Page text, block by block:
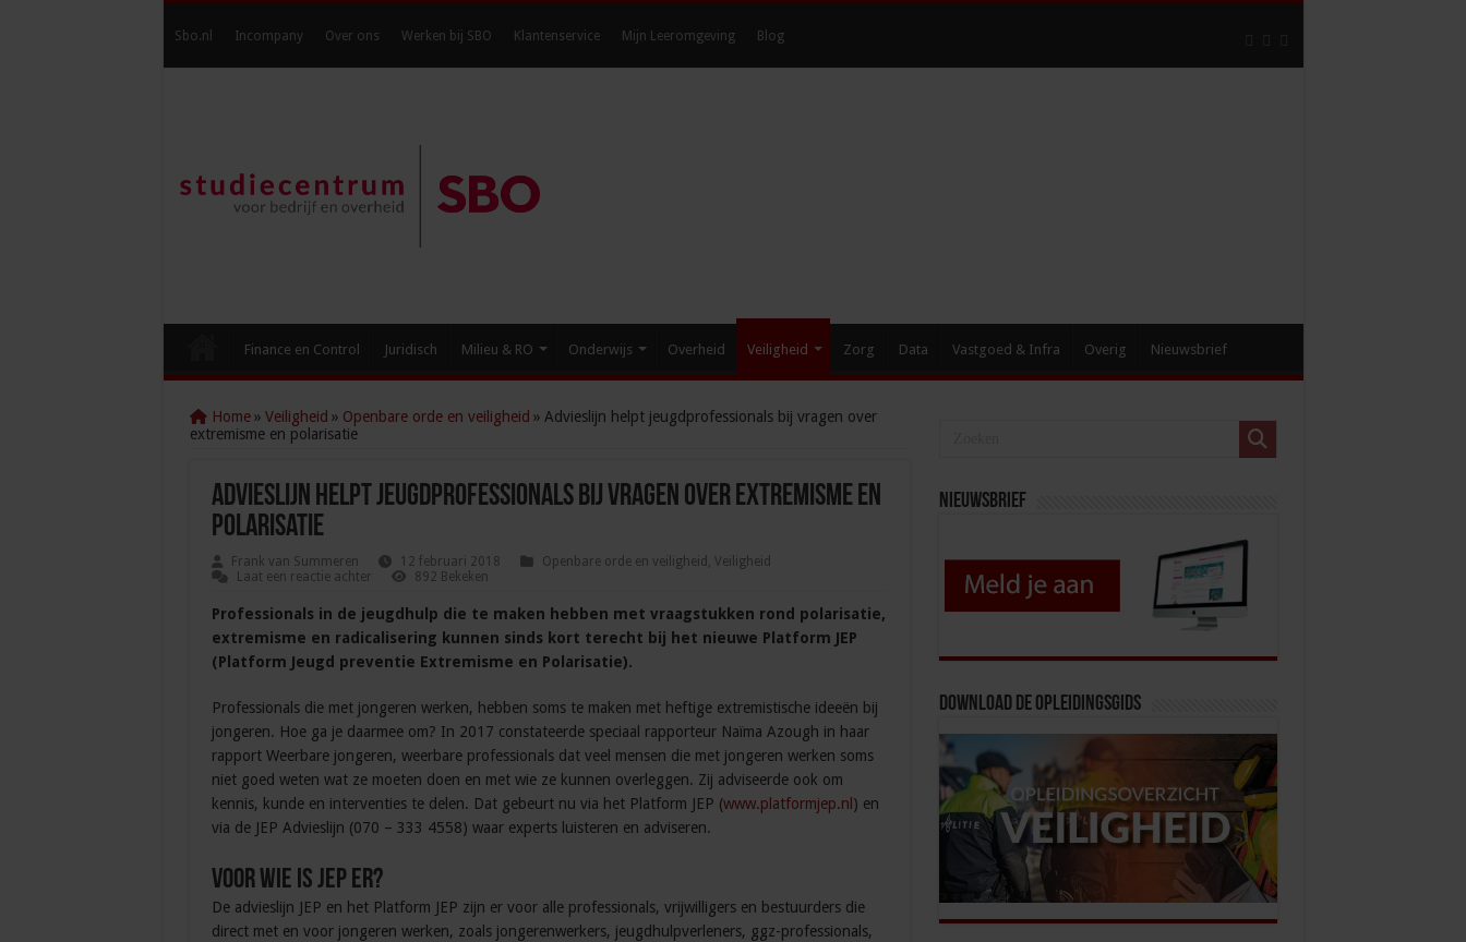
Sbo.nl Incompany Over ons Werken bij SBO Klantenservice Mijn Leeromgeving Blog
Finance en Control Juridisch Milieu & RO Onderwijs Overheid Veiligheid Zorg Data Vastgoed & Infra Overig Nieuwsbrief
Home » Veiligheid » Openbare orde en veiligheid » Advieslijn helpt jeugdprofessionals bij vragen over
extremisme en polarisatie
Advieslijn helpt jeugdprofessionals bij vragen over extremisme en
polarisatie
Frank van Summeren 12 februari 2018 Openbare orde en veiligheid , Veiligheid
Laat een reactie achter
892 Bekeken
Professionals in de jeugdhulp die te maken hebben met vraagstukken rond polarisatie,
extremisme en radicalisering kunnen sinds kort terecht bij het nieuwe Platform JEP
(Platform Jeugd preventie Extremisme en Polarisatie).
Professionals die met jongeren werken, hebben soms te maken met heftige extremistische ideeën bij
jongeren. Hoe ga je daarmee om? In 2017 constateerde speciaal rapporteur Naïma Azough in haar
rapport Weerbare jongeren, weerbare professionals dat veel mensen die met jongeren werken soms
niet goed weten wat ze moeten doen en met wie ze kunnen overleggen. Zij adviseerde ook om
kennis, kunde en interventies te delen. Dat gebeurt nu via het Platform JEP (www.platformjep.nl ) en
via de JEP Advieslijn (070 – 333 4558) waar experts luisteren en adviseren.
Voor wie is JEP er?
De advieslijn JEP en het Platform JEP zijn er voor alle professionals, vrijwilligers en bestuurders die
direct met en voor jongeren werken, zoals jongerenwerkers, jeugdhulpverleners, ggz-professionals,
Nieuwsbrief
Download de opleidingsgids